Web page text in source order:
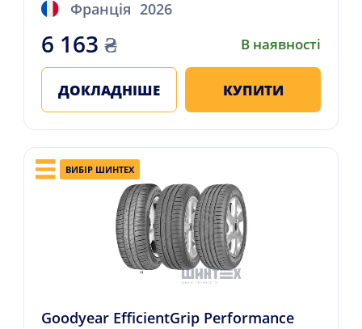
Франція 2026
6 163 ₴ В наявності
ДОКЛАДНІШЕ КУПИТИ
ВИБІР ШИНТЕХ
Goodyear EfficientGrip Performance